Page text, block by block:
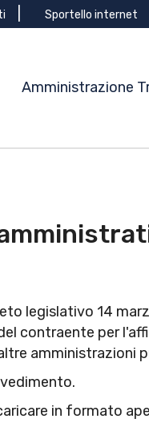
Sportello internet
Amministrazione
legislativo 14
contraente per
amministrazioni
in formato